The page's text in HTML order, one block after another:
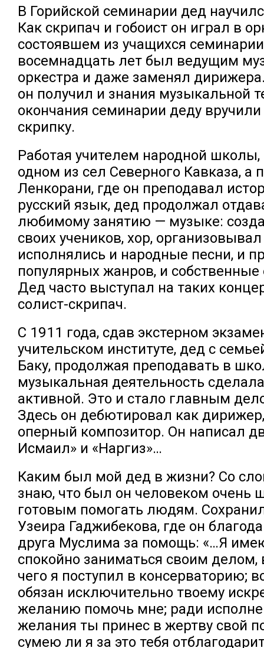
В Горийской семинарии дед
Как скрипач и гобоист он играл в
состоявшем из учащихся
восемнадцать лет был ведущим
оркестра и даже заменял
он получил и знания музыкальной
окончания семинарии деду
скрипку.
Работая учителем народной школы,
одном из сел Северного Кавказа, а
Ленкорани, где он преподавал
русский язык, дед продолжал
любимому занятию — музыке:
своих учеников, хор,
исполнялись и народные песни, и
популярных жанров, и собственные
Дед часто выступал на таких
солист-скрипач.
С 1911 года, сдав экстерном
учительском институте, дед с
Баку, продолжая преподавать в
музыкальная деятельность
активной. Это и стало главным
Здесь он дебютировал как
оперный композитор. Он написал
Исмаил» и «Наргиз»…
Каким был мой дед в жизни? Со
знаю, что был он человеком очень
готовым помогать людям.
Узеира Гаджибекова, где он
друга Муслима за помощь: «…Я
спокойно заниматься своим делом,
чего я поступил в консерваторию;
обязан исключительно твоему
желанию помочь мне; ради
желания ты принес в жертву свой
сумею ли я за это тебя